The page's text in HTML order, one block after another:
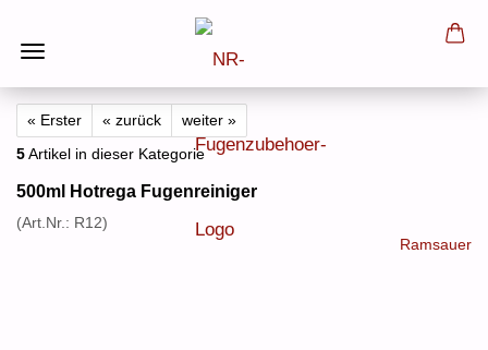
« Erster « zurück
weiter »
5Artikel in dieser Kategorie
500ml Hotrega Fugenreiniger
(Art.Nr.: R12)
Ramsauer